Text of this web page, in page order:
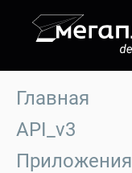
Главная
API_v3
Приложения